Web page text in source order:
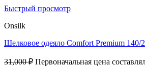
Быстрый просмотр
Onsilk
Шелковое одеяло Comfort Premium 140/
31,000₽ Первоначальная цена